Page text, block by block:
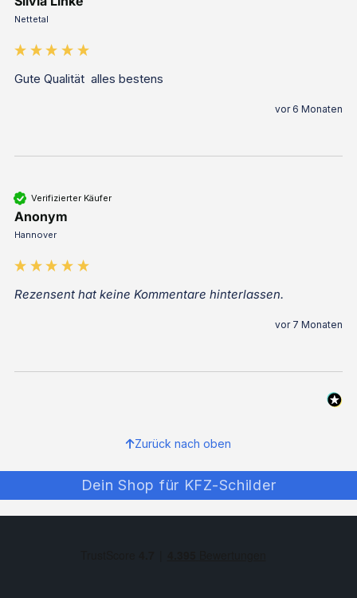
Nettetal
Gute Qualität  alles bestens
vor 6 Monaten
Verifizierter Käufer
Anonym
Hannover
Rezensent hat keine Kommentare hinterlassen.
vor 7 Monaten
Zurück nach oben
Dein Shop für KFZ-Schilder